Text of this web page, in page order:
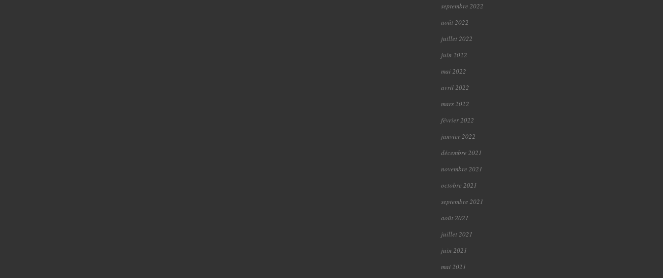
septembre 2022
août 2022
juillet 2022
juin 2022
mai 2022
avril 2022
mars 2022
février 2022
janvier 2022
décembre 2021
novembre 2021
octobre 2021
septembre 2021
août 2021
juillet 2021
juin 2021
mai 2021